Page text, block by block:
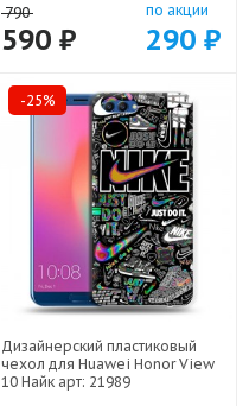
790
590 ₽
по акции
290 ₽
-25%
Дизайнерский пластиковый
чехол для Huawei Honor View
10 Найк арт: 21989